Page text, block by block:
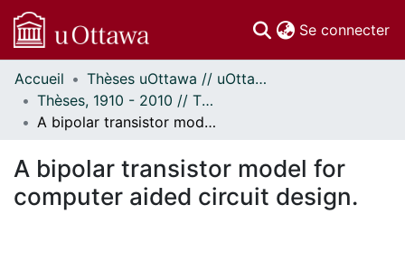
Se connecter
Communautés
et collections
Parcourir
À propos
Accueil
Thèses uOttawa // uOttawa Theses
Thèses, 1910 - 2010 // Theses, 1910 - 2010
A bipolar transistor model for computer aided circuit design.
A bipolar transistor model for
computer aided circuit design.